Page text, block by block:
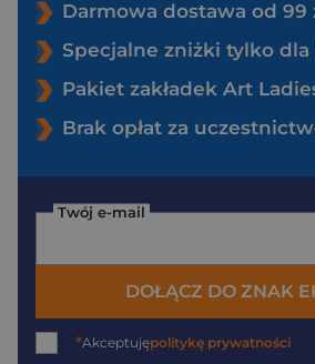
Darmowa dostawa od 99
Specjalne zniżki tylko
Pakiet zakładek Art
Brak opłat za
Twój e-mail
DOŁĄCZ DO ZNAK
*Akceptujępolitykę prywatności